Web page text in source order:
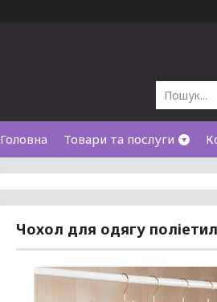
Головна Товари та послуги
Чохол для одягу